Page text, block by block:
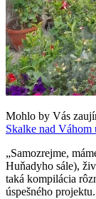
Mohlo by Vás
Skalke nad Váhom
„Samozrejme,
Huňadyho sále),
taká kompilácia
úspešného projektu.